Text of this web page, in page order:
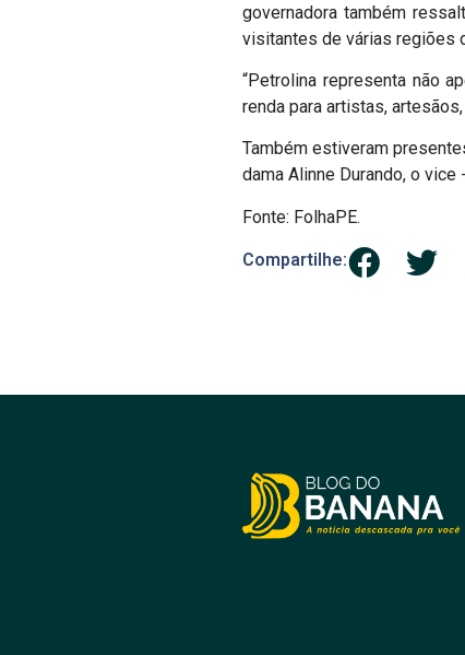
governadora também
visitantes de várias regiões
“Petrolina representa não
renda para artistas,
Também estiveram
dama Alinne Durando, o
Fonte: FolhaPE.
Compartilhe: